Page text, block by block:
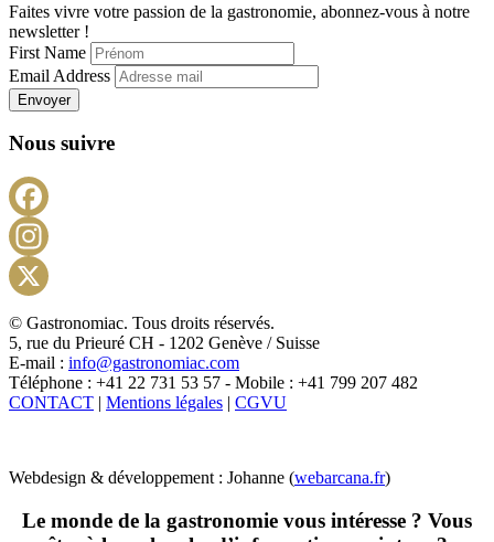
Faites vivre votre passion de la gastronomie, abonnez-vous à notre
newsletter !
First Name
Email Address
Envoyer
Nous suivre
X
© Gastronomiac. Tous droits réservés.
5, rue du Prieuré CH - 1202 Genève / Suisse
E-mail : info@gastronomiac.com
Téléphone : +41 22 731 53 57 - Mobile : +41 799 207 482
CONTACT | Mentions légales | CGVU
Webdesign & développement : Johanne (webarcana.fr)
Le monde de la gastronomie vous intéresse ? Vous